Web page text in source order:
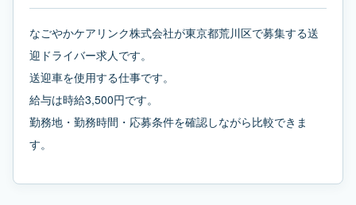
なごやかケアリンク株式会社が東京都荒川区で募集する送
迎ドライバー求人です。
送迎車を使用する仕事です。
給与は時給3,500円です。
勤務地・勤務時間・応募条件を確認しながら比較できま
す。